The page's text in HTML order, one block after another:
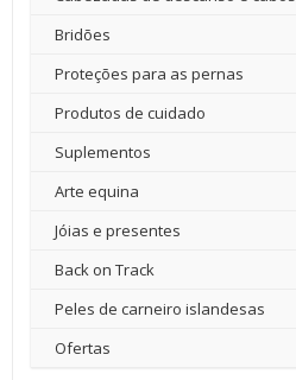
Bridões
Proteções para as pernas
Produtos de cuidado
Suplementos
Arte equina
Jóias e presentes
Back on Track
Peles de carneiro islandesas
Ofertas